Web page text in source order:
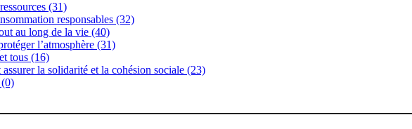
(31)
responsables (32)
au long de la vie (40)
l’atmosphère (31)
tous (16)
la solidarité et la cohésion sociale (23)